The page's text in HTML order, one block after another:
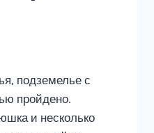
подземелье с
пройдено.
и несколько